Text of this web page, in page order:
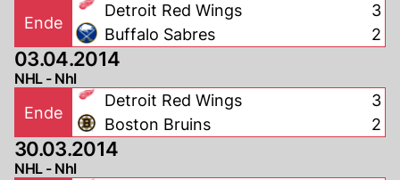
Ende
Detroit Red Wings
Buffalo Sabres
3
2
03.04.2014
NHL - Nhl
Ende
Detroit Red Wings
Boston Bruins
3
2
30.03.2014
NHL - Nhl